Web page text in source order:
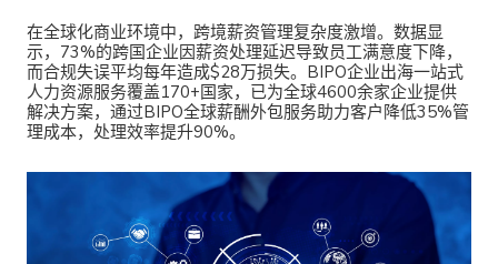
在全球化商业环境中， 跨境薪资管理复杂度激增。数据显
示，73%的跨国企业因薪资处理延迟导致员工满意度下降，
而合规失误平均每年造成$28万损失。BIPO企业出海一站式
人力资源服务覆盖170+国家，已为全球4600余家企业提供
解决方案，通过BIPO全球薪酬外包服务助力客户降低35%管
理成本，处理效率提升90%。